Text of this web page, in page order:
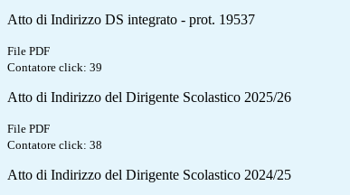
Atto di Indirizzo DS integrato - prot. 19537
File PDF
Contatore click: 39
Atto di Indirizzo del Dirigente Scolastico 2025/26
File PDF
Contatore click: 38
Atto di Indirizzo del Dirigente Scolastico 2024/25